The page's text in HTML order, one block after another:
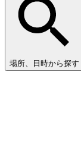
場所、日時から探す